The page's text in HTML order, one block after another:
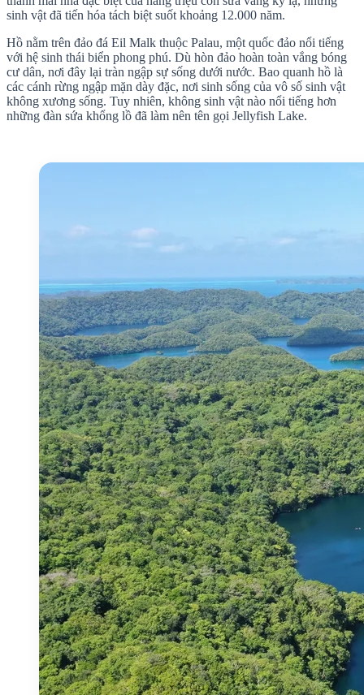
sinh vật đã tiến hóa tách biệt suốt khoảng 12.000 năm.
Hồ nằm trên đảo đá Eil Malk thuộc Palau, một quốc đảo nổi tiếng
với hệ sinh thái biển phong phú. Dù hòn đảo hoàn toàn vắng bóng
cư dân, nơi đây lại tràn ngập sự sống dưới nước. Bao quanh hồ là
các cánh rừng ngập mặn dày đặc, nơi sinh sống của vô số sinh vật
không xương sống. Tuy nhiên, không sinh vật nào nổi tiếng hơn
những đàn sứa khổng lồ đã làm nên tên gọi Jellyfish Lake.